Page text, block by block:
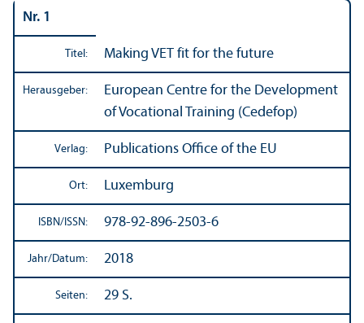
Nr. 1
Titel: Making VET fit for the future
Herausgeber:
European Centre for the Development
of Vocational Training (Cedefop)
Verlag: Publications Office of the EU
Ort: Luxemburg
ISBN/ ISSN: 978-92-896-2503-6
Jahr/Datum: 2018
Seiten: 29 S.